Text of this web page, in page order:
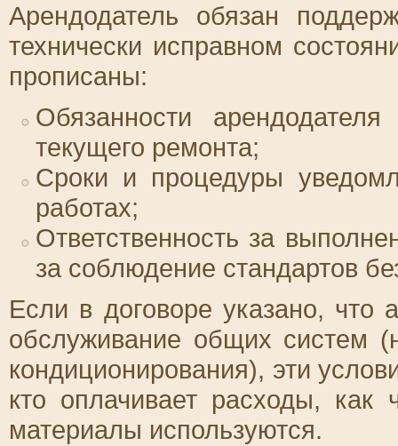
Арендодатель обязан
технически исправном
прописаны:
Обязанности
текущего ремонта;
Сроки и процедуры
работах;
Ответственность за
за соблюдение стандартов
Если в договоре указано, что
обслуживание общих систем
кондиционирования), эти
кто оплачивает расходы, как
материалы используются.